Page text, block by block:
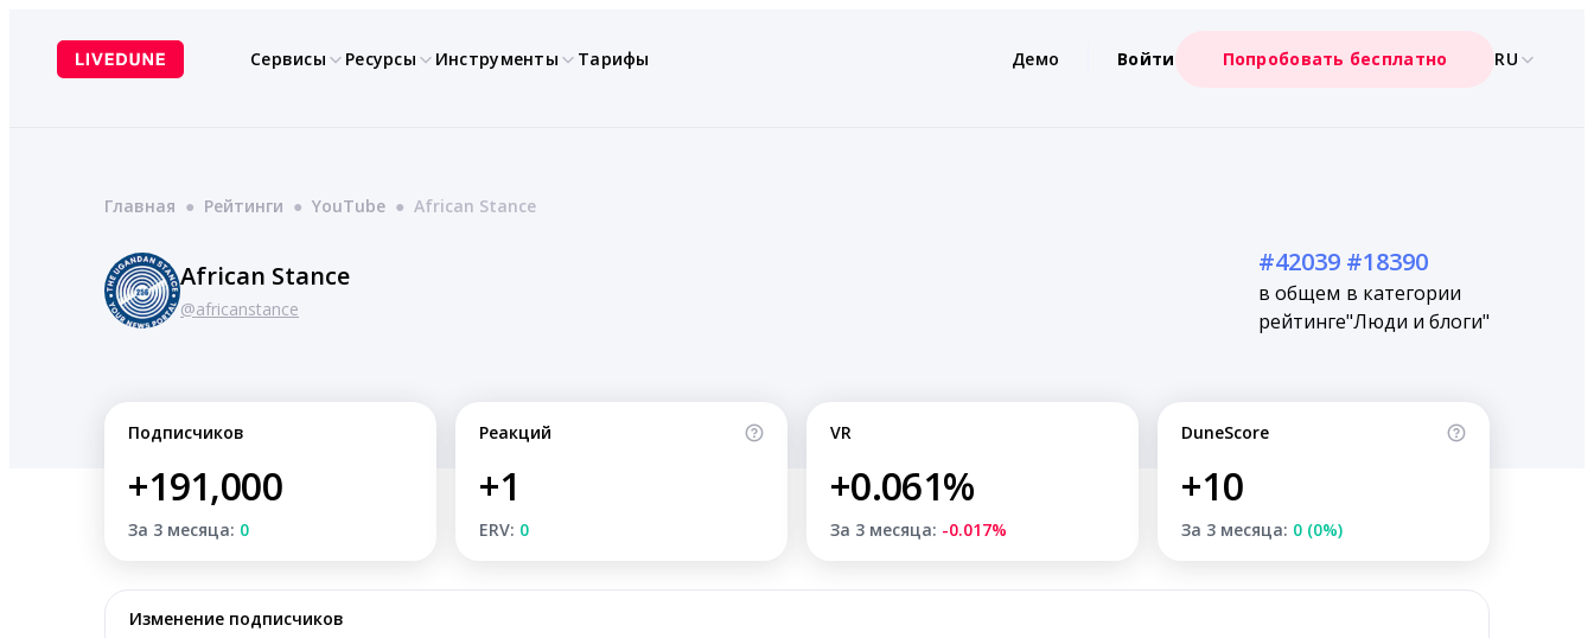
содержимому
Сервисы Ресурсы Инструменты Тарифы Демо Войти Попробовать бесплатно RU
Главная ● Рейтинги ● YouTube ● African Stance
African Stance
@africanstance
#42039
в общем
рейтинге
#18390
в категории
"Люди и блоги"
Подписчиков
+191,000
За 3 месяца: 0
Реакций
+1
ERV: 0
VR
+0.061%
За 3 месяца: -0.017%
DuneScore
+10
За 3 месяца: 0 (0%)
Изменение подписчиков